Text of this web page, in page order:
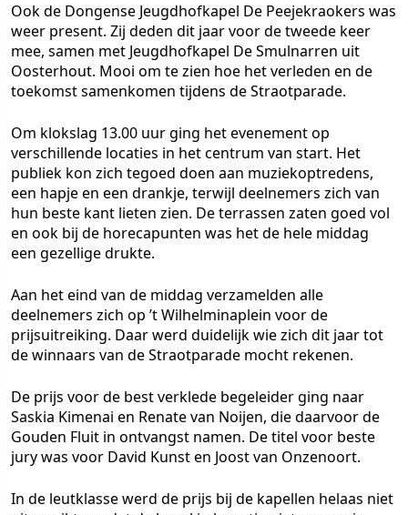
Ook de Dongense Jeugdhofkapel De Peejekraokers was
weer present. Zij deden dit jaar voor de tweede keer
mee, samen met Jeugdhofkapel De Smulnarren uit
Oosterhout. Mooi om te zien hoe het verleden en de
toekomst samenkomen tijdens de Straotparade.
Om klokslag 13.00 uur ging het evenement op
verschillende locaties in het centrum van start. Het
publiek kon zich tegoed doen aan muziekoptredens,
een hapje en een drankje, terwijl deelnemers zich van
hun beste kant lieten zien. De terrassen zaten goed vol
en ook bij de horecapunten was het de hele middag
een gezellige drukte.
Aan het eind van de middag verzamelden alle
deelnemers zich op ’t Wilhelminaplein voor de
prijsuitreiking. Daar werd duidelijk wie zich dit jaar tot
de winnaars van de Straotparade mocht rekenen.
De prijs voor de best verklede begeleider ging naar
Saskia Kimenai en Renate van Noijen, die daarvoor de
Gouden Fluit in ontvangst namen. De titel voor beste
jury was voor David Kunst en Joost van Onzenoort.
In de leutklasse werd de prijs bij de kapellen helaas niet